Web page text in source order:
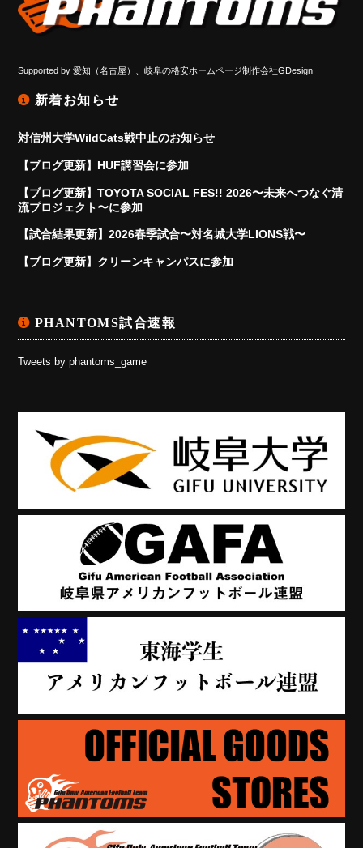
Supported by愛知（名古屋）、岐阜の格安ホームページ制作会社GDesign
新着お知らせ
対信州大学WildCats戦中止のお知らせ
【ブログ更新】HUF講習会に参加
【ブログ更新】TOYOTA SOCIAL FES!! 2026〜未来へつなぐ清
流プロジェクト〜に参加
【試合結果更新】2026春季試合〜対名城大学LIONS戦〜
【ブログ更新】クリーンキャンパスに参加
PHANTOMS試合速報
Tweets by phantoms_game